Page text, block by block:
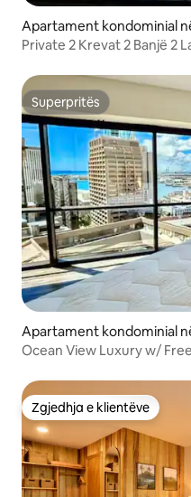
Apartament kondominial
Private 2 Krevat 2 Banjë 2
Superpritës
Superpritës
Apartament kondominial
Ocean View Luxury w/
Zgjedhja e klientëve
Zgjedhja e klientëve